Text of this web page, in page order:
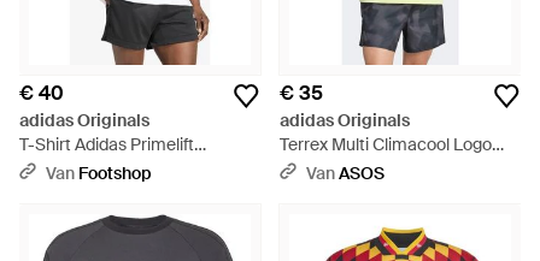
€ 40
adidas Originals
T-Shirt Adidas Primelift
Essentials Workout Graphics
Van Footshop
€ 35
adidas Originals
Terrex Multi Climacool Logo
Tech T-Shirt - Geel
VanASOS